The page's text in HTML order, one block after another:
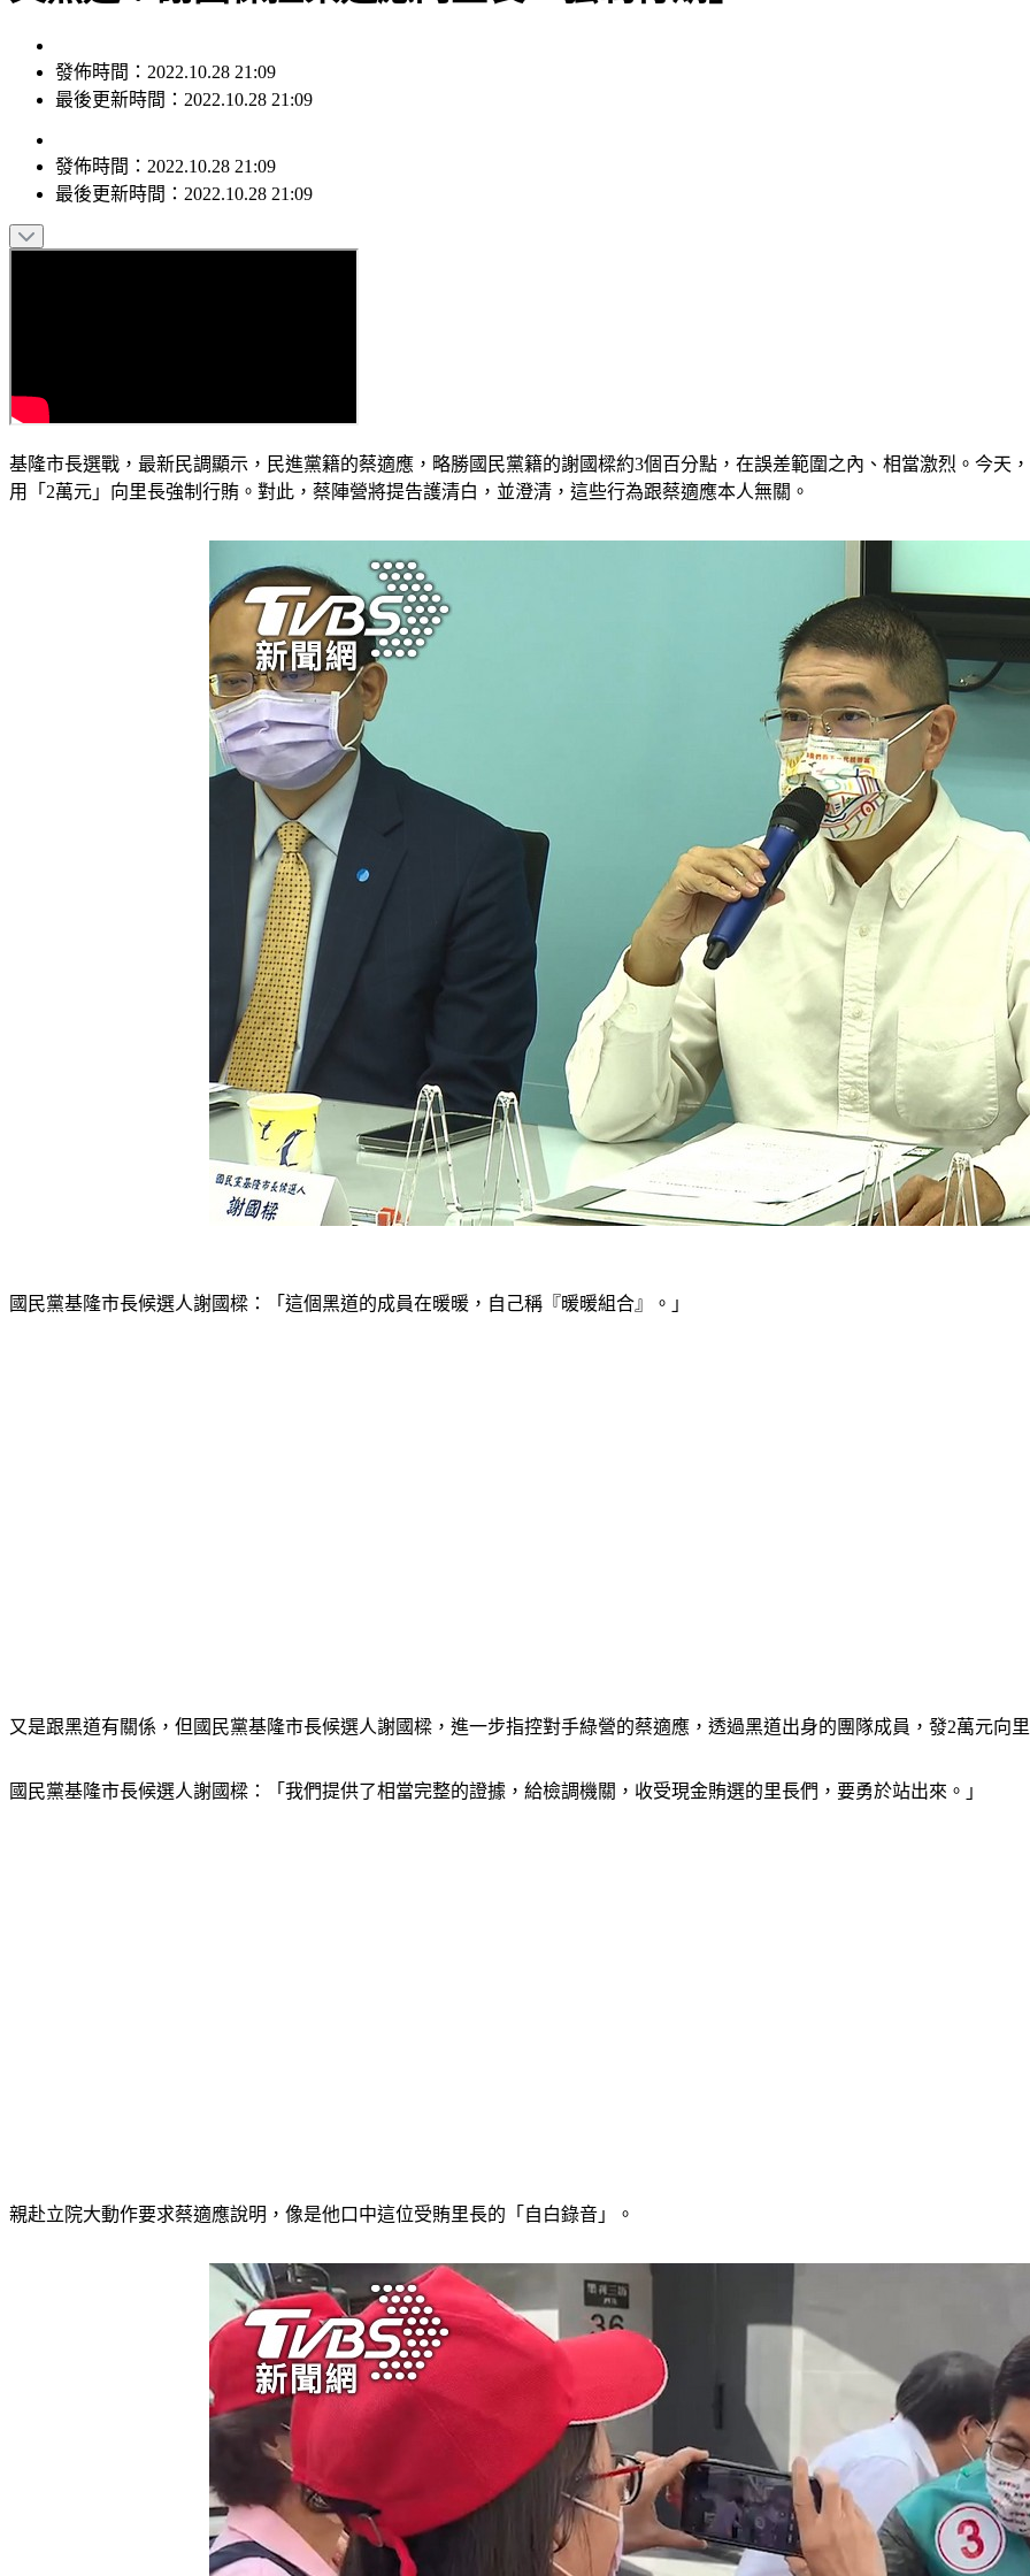
發佈時間：2022.10.28 21:09
最後更新時間：2022.10.28 21:09
發佈時間： 2022.10.28 21:09
最後更新時間： 2022.10.28 21:09
基隆市長選戰，最新民調顯示，民進黨籍的蔡適應，略勝國民黨籍的謝國樑約3個百分點，在誤差範圍之內、相當激烈。今天
用「2萬元」向里長強制行賄。對此，蔡陣營將提告護清白，並澄清，這些行為跟蔡適應本人無關。
國民黨基隆市長候選人謝國樑：「這個黑道的成員在暖暖，自己稱『暖暖組合』。」
又是跟黑道有關係，但國民黨基隆市長候選人謝國樑，進一步指控對手綠營的蔡適應，透過黑道出身的團隊成員，發2萬元向
國民黨基隆市長候選人謝國樑：「我們提供了相當完整的證據，給檢調機關，收受現金賄選的里長們，要勇於站出來。」
親赴立院大動作要求蔡適應說明，像是他口中這位受賄里長的「自白錄音」。